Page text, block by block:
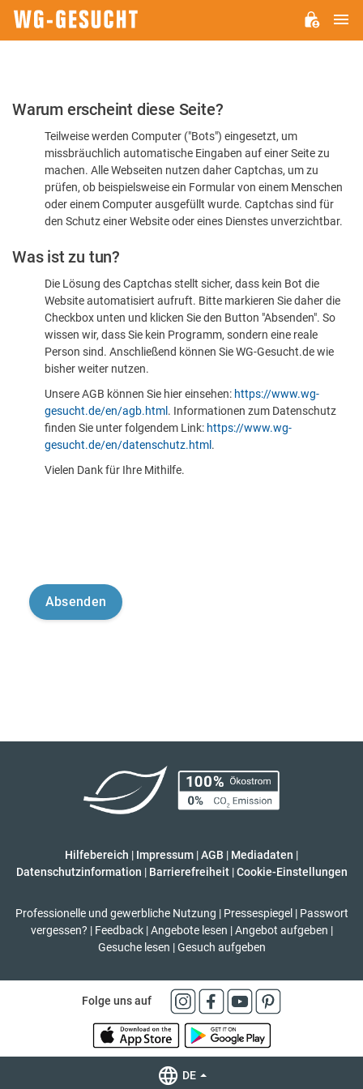
Bitte
dass
sind
Warum erscheint diese Seite?
Teilweise werden Computer ("Bots") eingesetzt, um
missbräuchlich automatische Eingaben auf einer Seite zu
machen. Alle Webseiten nutzen daher Captchas, um zu
prüfen, ob beispielsweise ein Formular von einem Menschen
oder einem Computer ausgefüllt wurde. Captchas sind für
den Schutz einer Website oder eines Dienstes unverzichtbar.
Was ist zu tun?
Die Lösung des Captchas stellt sicher, dass kein Bot die
Website automatisiert aufruft. Bitte markieren Sie daher die
Checkbox unten und klicken Sie den Button "Absenden". So
wissen wir, dass Sie kein Programm, sondern eine reale
Person sind. Anschließend können Sie WG-Gesucht.de wie
bisher weiter nutzen.
Unsere AGB können Sie hier einsehen: https://www.wg-
gesucht.de/en/agb.html . Informationen zum Datenschutz
finden Sie unter folgendem Link: https://www.wg-
gesucht.de/en/datenschutz.html .
Vielen Dank für Ihre Mithilfe.
Hilfebereich | Impressum |AGB | Mediadaten |
Datenschutzinformation | Barrierefreiheit | Cookie-Einstellungen
Professionelle und gewerbliche Nutzung | Pressespiegel | Passwort
vergessen? | Feedback | Angebote lesen | Angebot aufgeben |
Gesuche lesen | Gesuch aufgeben
Folge uns auf
DE